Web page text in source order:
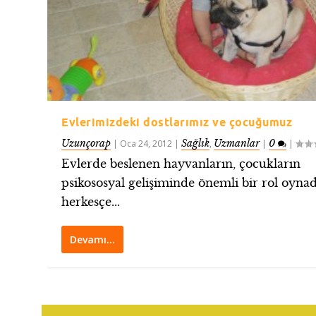
Evlerimizdeki dostlarımız ve çocuğumuz
Uzunçorap | Oca 24, 2012 |Sağlık, Uzmanlar| 0 |
Evlerde beslenen hayvanların, çocukların
psikososyal gelişiminde önemli bir rol
herkesçe...
Devamı…